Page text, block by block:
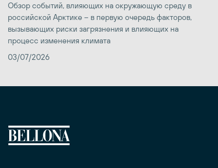
Обзор событий, влияющих на окружающую среду в
российской Арктике – в первую очередь факторов,
вызывающих риски загрязнения и влияющих на
процесс изменения климата
03/07/2026